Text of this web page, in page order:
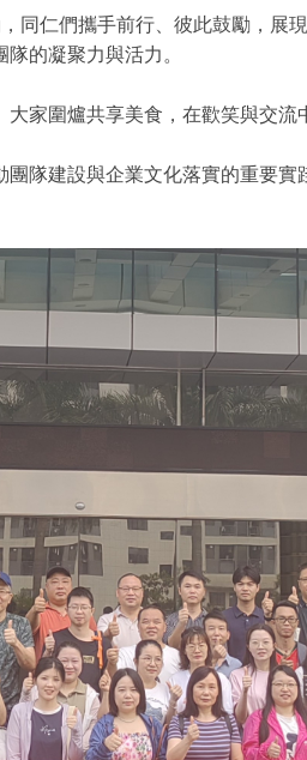
同仁們攜手前行、彼此鼓勵，展
的凝聚力與活力。
家圍爐共享美食，在歡笑與交流
隊建設與企業文化落實的重要